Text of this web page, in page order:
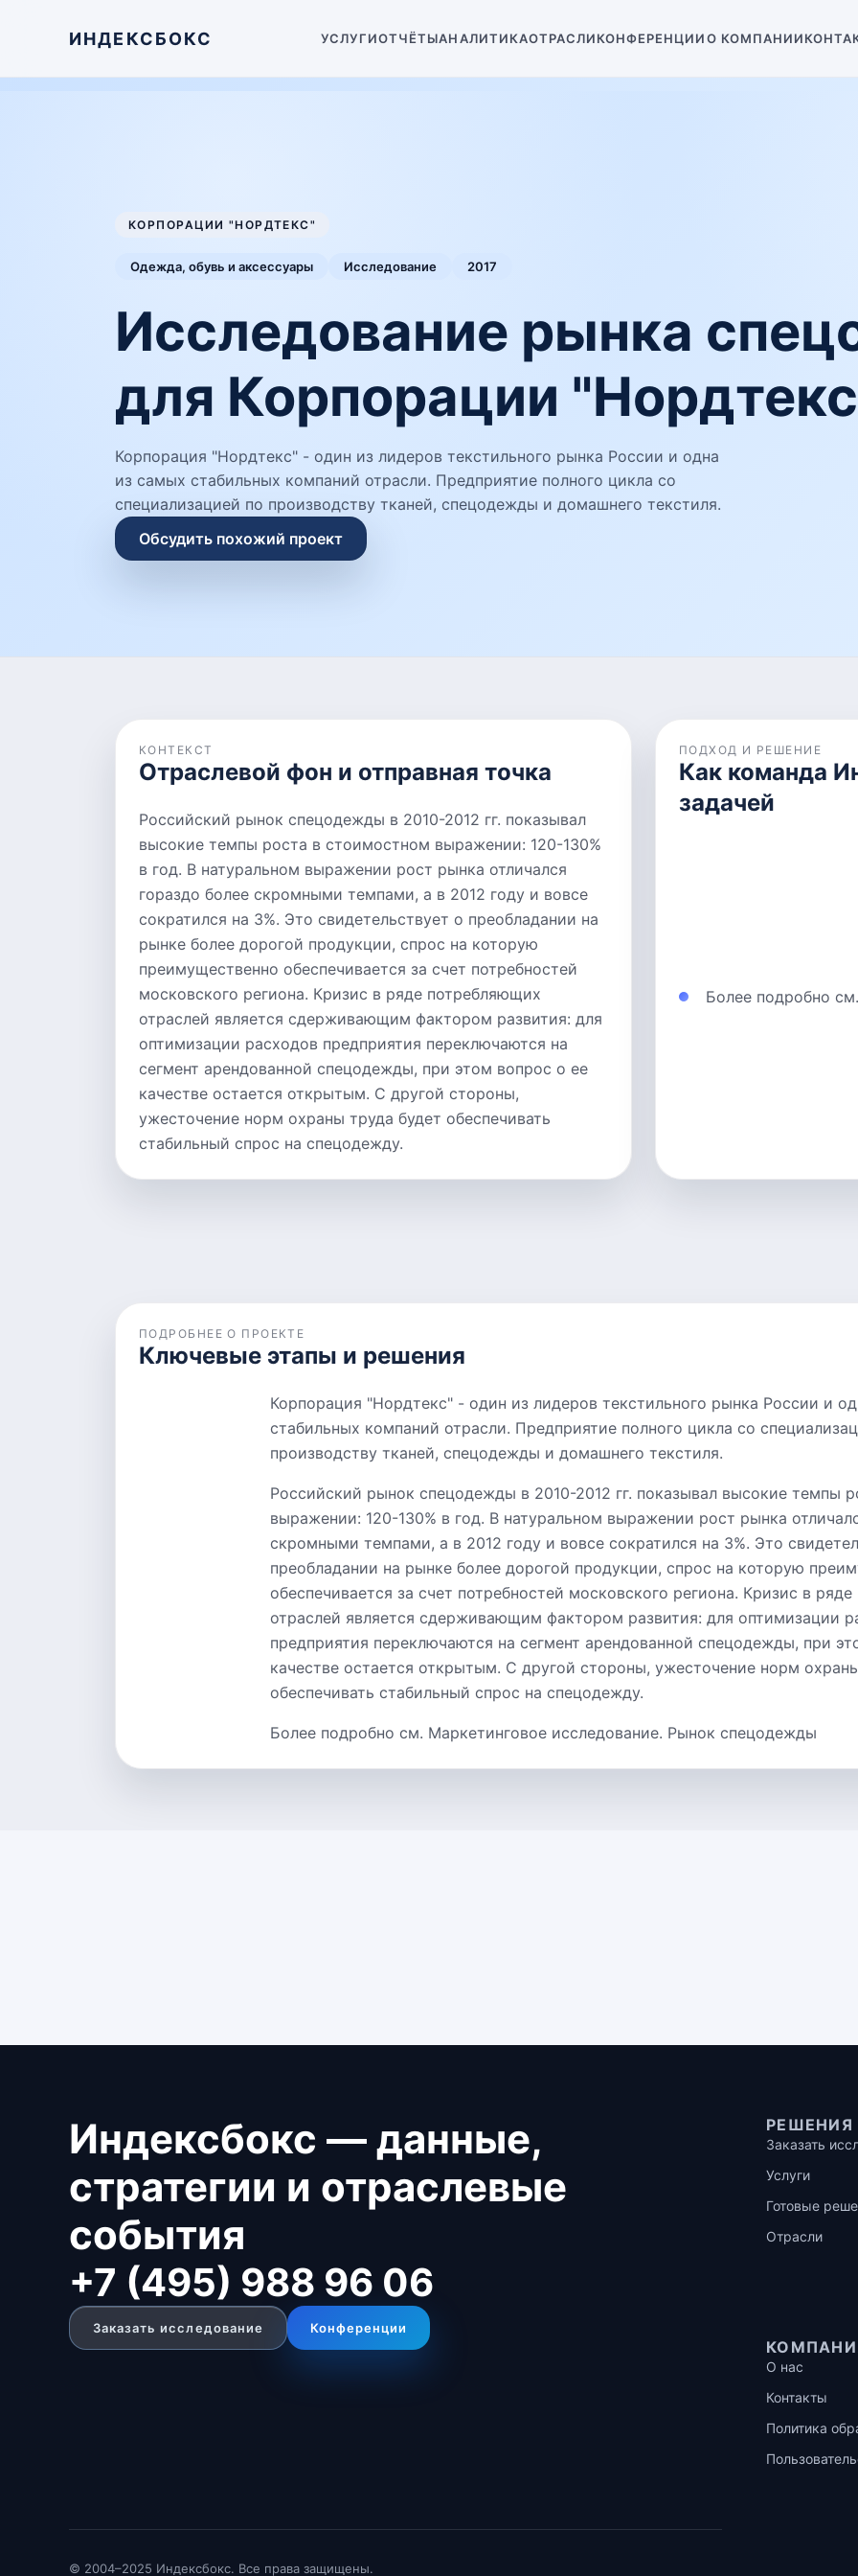
ИНДЕКСБОКС УСЛУГИОТЧЁТЫАНАЛИТИКАОТРАСЛИКОНФЕРЕНЦИИО КОМПАНИИ
КОРПОРАЦИИ "НОРДТЕКС"
Одежда, обувь и аксессуары Исследование 2017
Исследование рынка
для Корпорации
Корпорация "Нордтекс" - один из лидеров текстильного рынка России и одна
из самых стабильных компаний отрасли. Предприятие полного цикла со
специализацией по производству тканей, спецодежды и домашнего текстиля.
Обсудить похожий проект
КОНТЕКСТ
Отраслевой фон и отправная точка
Российский рынок спецодежды в 2010-2012 гг. показывал
высокие темпы роста в стоимостном выражении: 120-130%
в год. В натуральном выражении рост рынка отличался
гораздо более скромными темпами, а в 2012 году и вовсе
сократился на 3%. Это свидетельствует о преобладании на
рынке более дорогой продукции, спрос на которую
преимущественно обеспечивается за счет потребностей
московского региона. Кризис в ряде потребляющих
отраслей является сдерживающим фактором развития: для
оптимизации расходов предприятия переключаются на
сегмент арендованной спецодежды, при этом вопрос о ее
качестве остается открытым. С другой стороны,
ужесточение норм охраны труда будет обеспечивать
стабильный спрос на спецодежду.
ПОДХОД И РЕШЕНИЕ
Как команда
задачей
Более подробно см.
ПОДРОБНЕЕ О ПРОЕКТЕ
Ключевые этапы и решения
Корпорация "Нордтекс" - один из лидеров текстильного рынка России и
стабильных компаний отрасли. Предприятие полного цикла со
производству тканей, спецодежды и домашнего текстиля.
Российский рынок спецодежды в 2010-2012 гг. показывал высокие темпы
выражении: 120-130% в год. В натуральном выражении рост рынка
скромными темпами, а в 2012 году и вовсе сократился на 3%. Это
преобладании на рынке более дорогой продукции, спрос на которую
обеспечивается за счет потребностей московского региона. Кризис в
отраслей является сдерживающим фактором развития: для оптимизации
предприятия переключаются на сегмент арендованной спецодежды, при
качестве остается открытым. С другой стороны, ужесточение норм
обеспечивать стабильный спрос на спецодежду.
Более подробно см. Маркетинговое исследование. Рынок спецодежды
Индексбокс — данные,
стратегии и отраслевые
события
+7 (495) 988 96 06
Заказать исследование Конференции
РЕШЕНИЯ
Заказать
Услуги
Готовые
Отрасли
О нас
Контакты
Политика
© 2004–2025 Индексбокс. Все права защищены.